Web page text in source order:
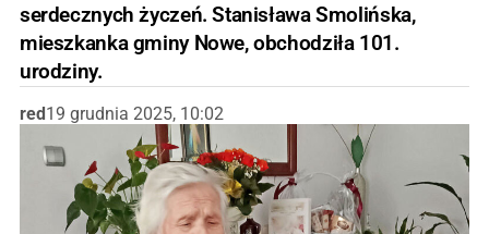
serdecznych życzeń. Stanisława Smolińska,
mieszkanka gminy Nowe, obchodziła 101.
urodziny.
red19 grudnia 2025, 10:02